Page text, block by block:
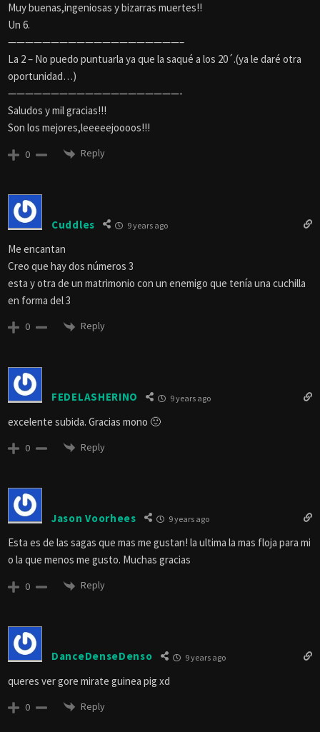
Muy buenas,ingeniosas y bizarras muertes!!
Un 6.
————————————————————–
La 2 – No puedo puntuarla ya que la saqué a los 20´.(ya le daré otra
oportunidad…)
————————————————————-
Saludos y mil gracias!!!
Son los mejores,leeeeejoooos!!!
0 Reply
Cuddles 9 years ago
Me encantan
Creo que hay dos números 3
esta y otra de un matrimonio con un enemigo que tenía una cuchilla
en forma del 3
0 Reply
FEDELASHERINO 9 years ago
excelente subida. Gracias mono 🙂
0 Reply
Jason Voorhees 9 years ago
Esta es de las sagas que mas me gustan! la ultima la mas floja para mi
o la que menos me gusto. Muchas gracias
0 Reply
DanceDenseDenso 9 years ago
queres ver gore mirate guinea pig xd
0 Reply